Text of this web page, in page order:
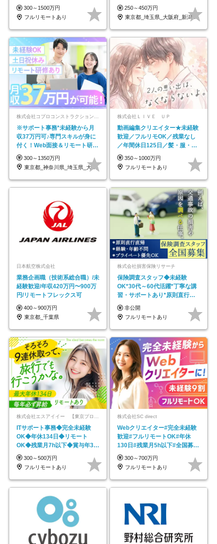
円～／年休130日以上
300～1500万円
フルリモートあり
なし
250～450万円
東京都_埼玉県_大阪府_新潟県_福岡県
※サポート事務*未経験から月
収37万円可♪専門スキルが身に
付く！Web面接＆リモート研修
も充実♪/a
300～1350万円
東京都_神奈川県_埼玉県_大阪府_愛知県…
株式会社ＬＩＶＥ ＵＰ
動画編集クリエイター★未経験
歓迎／フルリモOK／残業なし
／年間休日125日／髪・服・ネ
イル自由／研修充実で安心
350～1000万円
フルリモートあり
日本航空株式会社
業務企画職（技術系総合職）/未
経験歓迎/年収420万円〜900万
円/リモートフレックス可
400～900万円
東京都_千葉県
株式会社損害保険リサーチ
保険調査スタッフ◆未経験
OK*30代～60代活躍*丁寧な講
習・サポートあり*原則直行直
帰／全国募集・業務委託
非公開
フルリモートあり
ITサポート事務◆完全未経験
OK◆年休134日◆リモート
OK◆残業月7h以下◆賞与年3回
◆5年目まで必ず昇給
300～500万円
フルリモートあり
株式会社SC direct
Webクリエイター#完全未経験
歓迎#フルリモートOK#年休
130日#残業月5h以下#全国募集
#最大1年の研修
300～700万円
フルリモートあり